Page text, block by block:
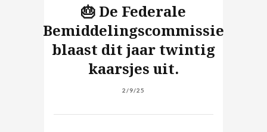
🎂 De Federale
Bemiddelingscommissie
blaast dit jaar twintig
kaarsjes uit.
2/9/25